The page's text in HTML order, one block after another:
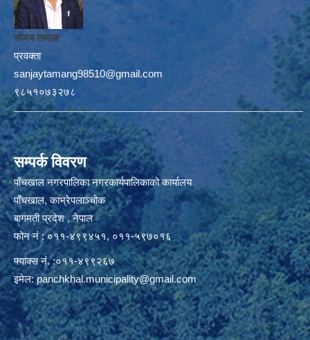
संजय तामाङ
प्रवक्ता
sanjaytamang98510@gmail.com
९८५१०७३२७८
सम्पर्क विवरण
पाँचखाल नगरपालिका नगरकार्यपालिकाको कार्यालय
पाँचखाल, काभ्रेपलाञ्चोक
बागमती प्रदेश , नेपाल
फोन नं : ०११-४९९४५१, ०११-५९७०१६
फ्याक्स नं. :०११-४९९२६७
इमेल:panchkhal.municipality@gmail.com